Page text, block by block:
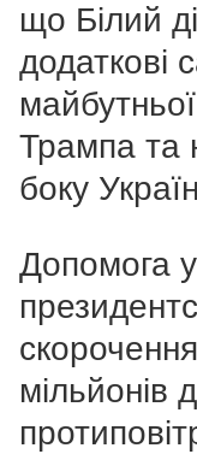
що Білий
додаткові
Трампа та
боку
Допомога
мільйонів